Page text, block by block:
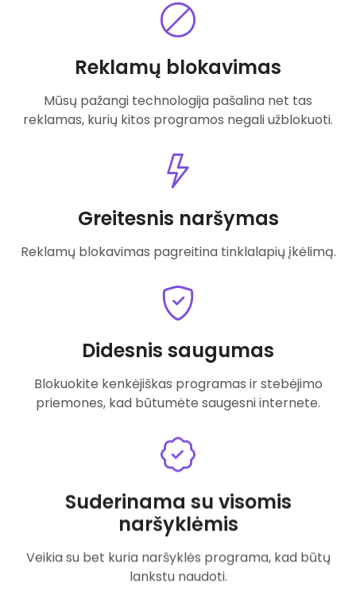
Reklamų blokavimas
Mūsų pažangi technologija pašalina net tas
reklamas, kurių kitos programos negali užblokuoti.
Greitesnis naršymas
Reklamų blokavimas pagreitina tinklalapių įkėlimą.
Didesnis saugumas
Blokuokite kenkėjiškas programas ir stebėjimo
priemones, kad būtumėte saugesni internete.
Suderinama su visomis
naršyklėmis
Veikia su bet kuria naršyklės programa, kad būtų
lankstu naudoti.